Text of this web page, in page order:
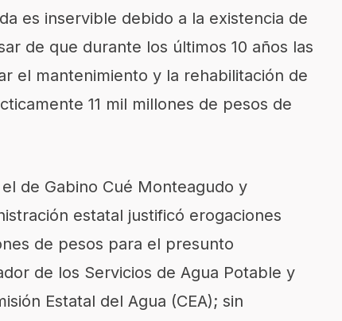
es inservible debido a la existencia de
de que durante los últimos 10 años las
el mantenimiento y la rehabilitación de
11 mil millones de pesos de
de Gabino Cué Monteagudo y
estatal justificó erogaciones
de pesos para el presunto
de los Servicios de Agua Potable y
Estatal del Agua (CEA); sin